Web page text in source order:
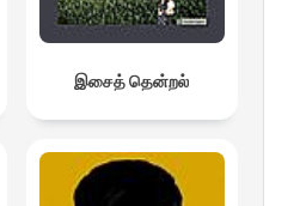
இசைத் தென்றல்